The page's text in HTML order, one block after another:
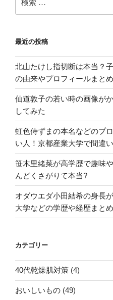
雑
を
伝
え
ま
の
索:
最近の投稿
北山たけし指切断は本当？
の由来やプロフィールまとめ
仙道敦子の若い時の画像が
してみた
虹色侍ずまの本名などのプ
い人！京都産業大学で間違
笹木里緒菜が高学歴で趣味
んどくさがりて本当?
オダウエダ小田結希の身長
大学などの学歴や経歴まとめ
カテゴリー
40代乾燥肌対策 (4)
おいしいもの (49)